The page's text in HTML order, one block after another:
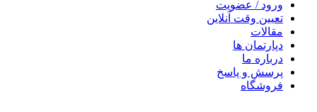
ورود / عضویت
تعیین وقت آنلاین
مقالات
دپارتمان ها
درباره ما
پرسش و پاسخ
فروشگاه